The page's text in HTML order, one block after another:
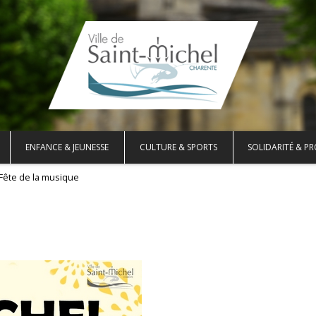
ENFANCE & JEUNESSE CULTURE & SPORTS SOLIDARITÉ &
de la musique